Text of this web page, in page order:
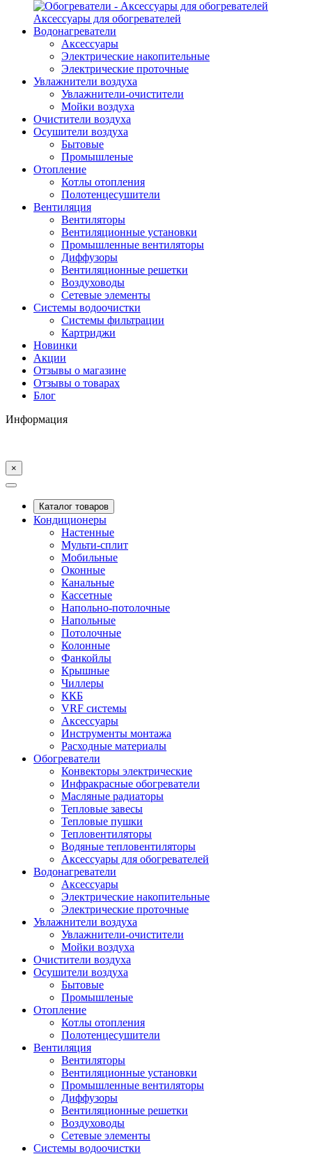
Аксессуары для обогревателей
Водонагреватели
Аксессуары
Электрические накопительные
Электрические проточные
Увлажнители воздуха
Увлажнители-очистители
Мойки воздуха
Очистители воздуха
Осушители воздуха
Бытовые
Промышленые
Отопление
Котлы отопления
Полотенцесушители
Вентиляция
Вентиляторы
Вентиляционные установки
Промышленные вентиляторы
Диффузоры
Вентиляционные решетки
Воздуховоды
Сетевые элементы
Системы водоочистки
Системы фильтрации
Картриджи
Новинки
Акции
Отзывы о магазине
Отзывы о товарах
Блог
Информация
×
Каталог товаров
Кондиционеры
Настенные
Мульти-сплит
Мобильные
Оконные
Канальные
Кассетные
Напольно-потолочные
Напольные
Потолочные
Колонные
Фанкойлы
Крышные
Чиллеры
ККБ
VRF системы
Аксессуары
Инструменты монтажа
Расходные материалы
Обогреватели
Конвекторы электрические
Инфракрасные обогреватели
Масляные радиаторы
Тепловые завесы
Тепловые пушки
Тепловентиляторы
Водяные тепловентиляторы
Аксессуары для обогревателей
Водонагреватели
Аксессуары
Электрические накопительные
Электрические проточные
Увлажнители воздуха
Увлажнители-очистители
Мойки воздуха
Очистители воздуха
Осушители воздуха
Бытовые
Промышленые
Отопление
Котлы отопления
Полотенцесушители
Вентиляция
Вентиляторы
Вентиляционные установки
Промышленные вентиляторы
Диффузоры
Вентиляционные решетки
Воздуховоды
Сетевые элементы
Системы водоочистки